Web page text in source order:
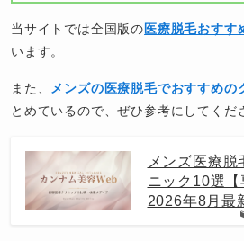
当サイトでは全国版の医療脱毛おすす
います。
また、 メンズの医療脱毛でおすすめの
とめているので、ぜひ参考にしてくだ
メンズ医療脱
ニック10選【
2026年8月最